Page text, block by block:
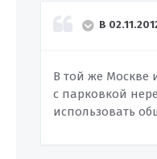
В
В той же Москве
с парковкой
использовать